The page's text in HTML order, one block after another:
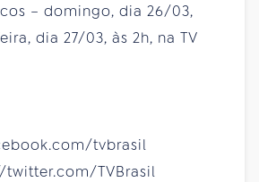
– domingo, dia 26/03,
dia 27/03, às 2h, na TV
tvbrasil
TVBrasil